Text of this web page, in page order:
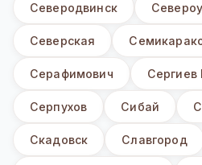
Северодвинск
Северская
Серафимович Сергиев
Серпухов Сибай
Скадовск Славгород